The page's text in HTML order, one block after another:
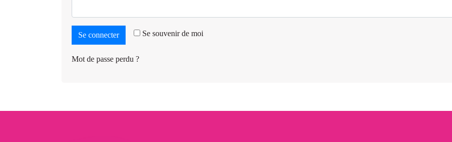
Se souvenir de moi
Se connecter
Mot de passe perdu ?